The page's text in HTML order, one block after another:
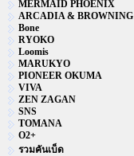
MERMAID PHOENIX
ARCADIA & BROWNING
Bone
RYOKO
Loomis
MARUKYO
PIONEER OKUMA
VIVA
ZEN ZAGAN
SNS
TOMANA
O2+
รวมคันเบ็ด